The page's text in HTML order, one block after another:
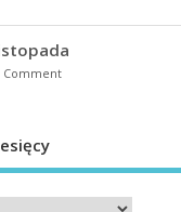
Comment